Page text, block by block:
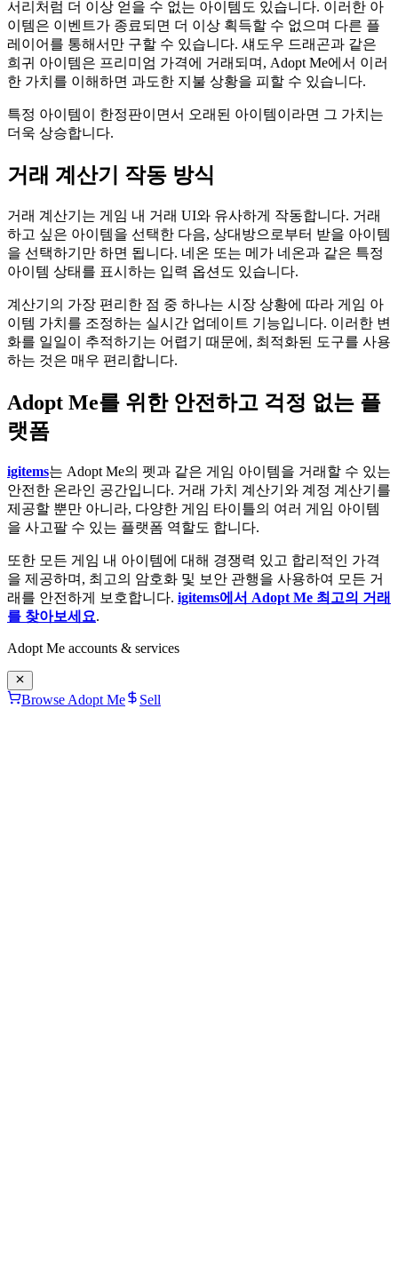
서리처럼 더 이상 얻을 수 없는 아이템도 있습니다. 이러한 아
이템은 이벤트가 종료되면 더 이상 획득할 수 없으며 다른 플
레이어를 통해서만 구할 수 있습니다. 섀도우 드래곤과 같은
희귀 아이템은 프리미엄 가격에 거래되며, Adopt Me에서 이러
한 가치를 이해하면 과도한 지불 상황을 피할 수 있습니다.
특정 아이템이 한정판이면서 오래된 아이템이라면 그 가치는
더욱 상승합니다.
거래 계산기 작동 방식
거래 계산기는 게임 내 거래 UI와 유사하게 작동합니다. 거래
하고 싶은 아이템을 선택한 다음, 상대방으로부터 받을 아이템
을 선택하기만 하면 됩니다. 네온 또는 메가 네온과 같은 특정
아이템 상태를 표시하는 입력 옵션도 있습니다.
계산기의 가장 편리한 점 중 하나는 시장 상황에 따라 게임 아
이템 가치를 조정하는 실시간 업데이트 기능입니다. 이러한 변
화를 일일이 추적하기는 어렵기 때문에, 최적화된 도구를 사용
하는 것은 매우 편리합니다.
Adopt Me를 위한 안전하고 걱정 없는 플
랫폼
igitems는 Adopt Me의 펫과 같은 게임 아이템을 거래할 수 있는
안전한 온라인 공간입니다. 거래 가치 계산기와 계정 계산기를
제공할 뿐만 아니라, 다양한 게임 타이틀의 여러 게임 아이템
을 사고팔 수 있는 플랫폼 역할도 합니다.
또한 모든 게임 내 아이템에 대해 경쟁력 있고 합리적인 가격
을 제공하며, 최고의 암호화 및 보안 관행을 사용하여 모든 거
래를 안전하게 보호합니다. igitems에서 Adopt Me 최고의 거래
를 찾아보세요.
Adopt Me accounts & services
Browse Adopt Me Sell